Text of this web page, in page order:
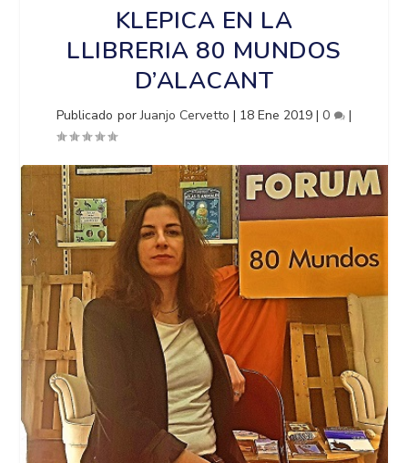
KLEPICA EN LA
LLIBRERIA 80 MUNDOS
D’ALACANT
Publicado porJuanjo Cervetto | 18 Ene 2019 |0 |